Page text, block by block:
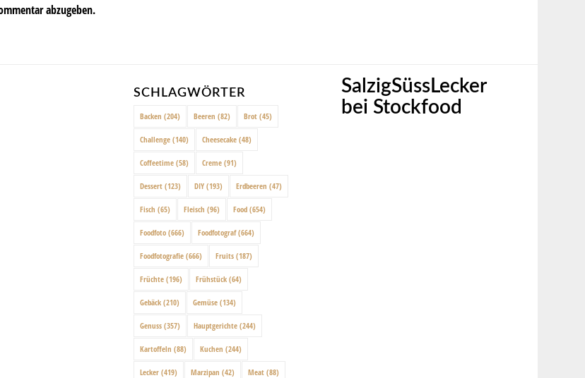
abzugeben.
SCHLAGWÖRTER
Backen (204) Beeren (82) Brot (45)
Challenge (140) Cheesecake (48)
Coffeetime (58) Creme (91)
Dessert (123) DIY (193) Erdbeeren (47)
Fisch (65) Fleisch (96) Food (654)
Foodfoto (666) Foodfotograf(664)
Foodfotografie (666) Fruits (187)
Früchte (196) Frühstück (64)
Gebäck (210) Gemüse (134)
Genuss (357) Hauptgerichte (244)
Kartoffeln (88) Kuchen (244)
Lecker (419) Marzipan (42) Meat (88)
SalzigSüssLecker
bei Stockfood